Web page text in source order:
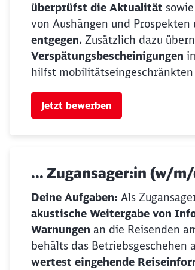
überprüfst die Aktualität
von Aushängen und Prospekten
entgegen. Zusätzlich dazu
Verspätungsbescheinigungen
hilfst mobilitätseingeschränkten
Jetzt bewerben
... Zugansager:in (w/
Deine Aufgaben: Als
akustische Weitergabe von
Warnungen an die Reisenden
behälts das Betriebsgeschehen
wertest eingehende